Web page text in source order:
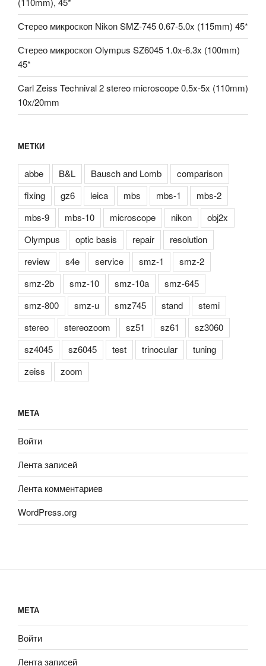
Стерео микроскоп Nikon SMZ-745 0.67-5.0x (115mm) 45*
Стерео микроскоп Olympus SZ6045 1.0x-6.3x (100mm)
45*
Carl Zeiss Technival 2 stereo microscope 0.5x-5x (110mm)
10x/20mm
МЕТКИ
abbe B&L Bausch and Lomb
comparison
fixing
gz6 leica mbs mbs-1
mbs-2
mbs-9
mbs-10 microscope nikon
obj2x
Olympus
optic basis repair
resolution
review
s4e service smz-1
smz-2
smz-2b
smz-10 smz-10a
smz-645
smz-800
smz-u smz745 stand
stemi
stereo
stereozoom sz51 sz61
sz3060
sz4045
sz6045 test trinocular
tuning
zeiss
zoom
МЕТА
Войти
Лента записей
Лента комментариев
WordPress.org
МЕТА
Войти
Лента записей